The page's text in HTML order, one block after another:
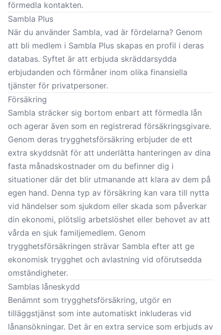
förmedla kontakten.
Sambla Plus
När du använder Sambla, vad är fördelarna? Genom
att bli medlem i Sambla Plus skapas en profil i deras
databas. Syftet är att erbjuda skräddarsydda
erbjudanden och förmåner inom olika finansiella
tjänster för privatpersoner.
Försäkring
Sambla sträcker sig bortom enbart att förmedla lån
och agerar även som en registrerad försäkringsgivare.
Genom deras trygghetsförsäkring erbjuder de ett
extra skyddsnät för att underlätta hanteringen av dina
fasta månadskostnader om du befinner dig i
situationer där det blir utmanande att klara av dem på
egen hand. Denna typ av försäkring kan vara till nytta
vid händelser som sjukdom eller skada som påverkar
din ekonomi, plötslig arbetslöshet eller behovet av att
vårda en sjuk familjemedlem. Genom
trygghetsförsäkringen strävar Sambla efter att ge
ekonomisk trygghet och avlastning vid oförutsedda
omständigheter.
Samblas låneskydd
Benämnt som trygghetsförsäkring, utgör en
tilläggstjänst som inte automatiskt inkluderas vid
lånansökningar. Det är en extra service som erbjuds av